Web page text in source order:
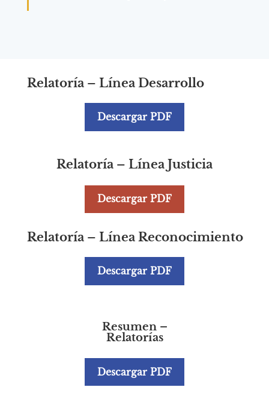
Relatoría – Línea Desarrollo
Descargar PDF
Relatoría – Línea Justicia
Descargar PDF
Relatoría – Línea Reconocimiento
Descargar PDF
Resumen –
Relatorías
Descargar PDF